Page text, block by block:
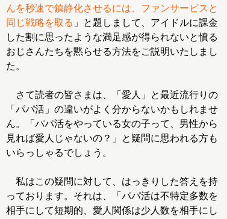
んを秒速で鎮静化させるには、ファンサービスと
同じ戦略を取る 」と題しまして、アイドルに課金
した割に思ったような満足感が得られないと憤る
おじさんたちを黙らせる方法をご説明いたしまし
た。
さて読者の皆さまは、「愛人」と最近流行りの
「パパ活」の違いがよく分からないかもしれませ
ん。「パパ活をやっている女の子って、男性から
見れば愛人じゃないの？」と疑問に思われる方も
いらっしゃるでしょう。
私はこの疑問に対して、はっきりした答えを持
っております。それは、「パパ活は不特定多数を
相手にして短期的、愛人関係は少人数を相手にし